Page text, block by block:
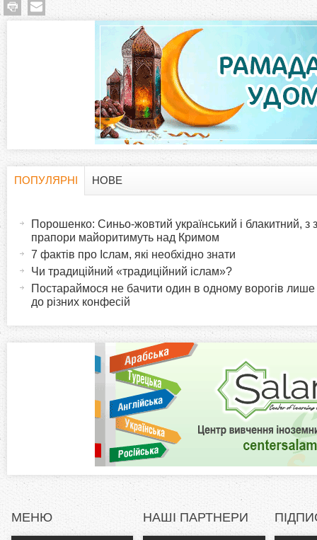
i
e
r
.
u
b
s
i
e
r
.
o
b
i
i
r
.
d
f
z
a
ПОПУЛЯРНІ
в
НОВЕ
Порошенко: Синьо-жовтий український і блакитний, з
прапори майоритимуть над Кримом
7 фактів про Іслам, які необхідно знати
Чи традиційний «традиційний іслам»?
Постараймося не бачити один в одному ворогів лише
до різних конфесій
МЕНЮ НАШІ ПАРТНЕРИ